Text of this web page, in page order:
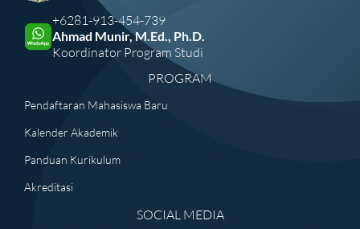
+6281-913-454-739
Ahmad Munir, M.Ed., Ph.D.
Koordinator Program Studi
PROGRAM
Pendaftaran Mahasiswa Baru
Kalender Akademik
Panduan Kurikulum
Akreditasi
SOCIAL MEDIA